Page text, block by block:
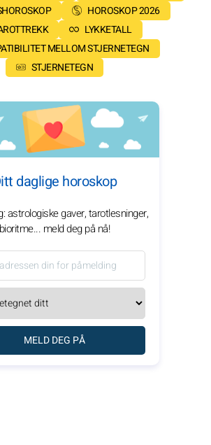
HOROSKOP 2026
LYKKETALL
MELLOM STJERNETEGN
STJERNETEGN
daglige horoskop
astrologiske gaver, tarotlesninger,
bioritme... meld deg på nå!
MELD DEG PÅ